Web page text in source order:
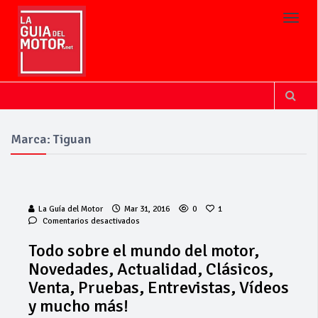
Marca: Tiguan
La Guía del Motor Mar 31, 2016 0
1
Comentarios desactivados
el
mundo
del
motor,
Todo sobre el mundo del motor,
Novedades, Actualidad, Clásicos,
Venta, Pruebas, Entrevistas, Vídeos
y mucho más!